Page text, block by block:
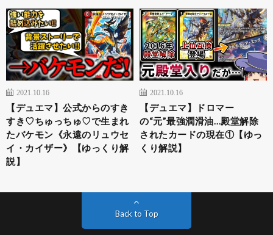
2021.10.16
【デュエマ】公式からのすき
すき♡ちゅっちゅ♡で生まれ
たバケモン《永遠のリュウセ
イ・カイザー》【ゆっくり解
説】
2021.10.16
【デュエマ】ドロマー
の“元”最強潤滑油…殿堂解除
されたカードの現在①【ゆっ
くり解説】
Back to Top